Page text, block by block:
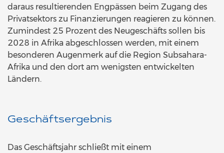
daraus resultierenden Engpässen beim Zugang des
Privatsektors zu Finanzierungen reagieren zu können.
Zumindest 25 Prozent des Neugeschäfts sollen bis
2028 in Afrika abgeschlossen werden, mit einem
besonderen Augenmerk auf die Region Subsahara-
Afrika und den dort am wenigsten entwickelten
Ländern.
Geschäftsergebnis
Das Geschäftsjahr schließt mit einem